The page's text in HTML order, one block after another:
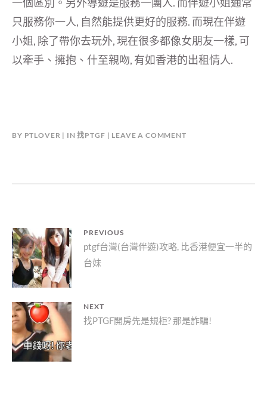
只服務你一人, 自然能提供更好的服務. 而現在伴遊
小姐, 除了帶你去玩外, 現在很多都像女朋友一樣, 可
以牽手、擁抱、什至親吻, 有如香港的出租情人.
BY PTLOVER IN找PTGF LEAVE A COMMENT
文
章
導
覽
PREVIOUS
Previous
post:
ptgf台灣(台灣伴遊)攻略, 比香港便宜一半的
台妹
NEXT
Next
post:
找PTGF開房先是規柜? 那是詐騙!